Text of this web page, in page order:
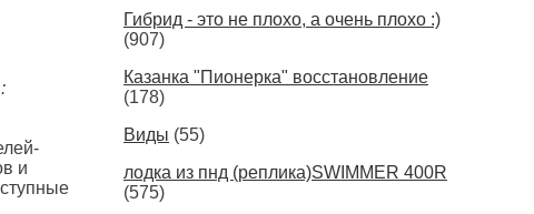
и
Гибрид - это не плохо, а очень плохо :)
(907)
Казанка "Пионерка" восстановление
(178)
Виды (55)
лодка из пнд (реплика)SWIMMER 400R
(575)